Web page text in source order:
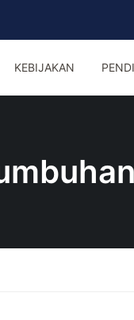
KEBIJAKAN